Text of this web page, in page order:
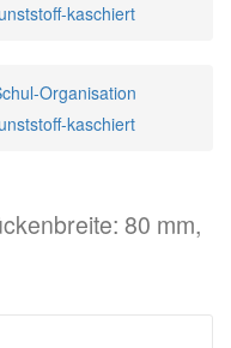
kaschiert
Organisation
kaschiert
80 mm,